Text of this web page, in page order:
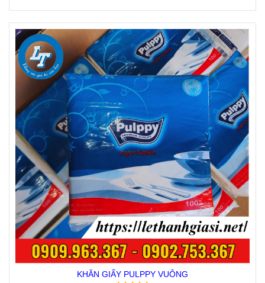
KHĂN GIẤY PULPPY VUÔNG